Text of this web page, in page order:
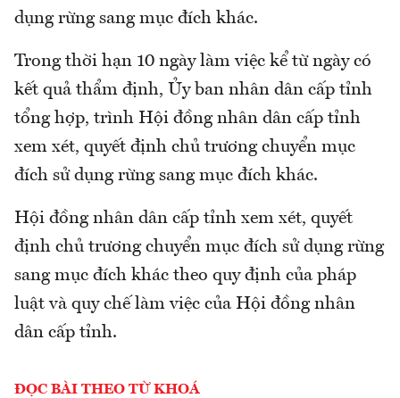
dụng rừng sang mục đích khác.
Trong thời hạn 10 ngày làm việc kể từ ngày có
kết quả thẩm định, Ủy ban nhân dân cấp tỉnh
tổng hợp, trình Hội đồng nhân dân cấp tỉnh
xem xét, quyết định chủ trương chuyển mục
đích sử dụng rừng sang mục đích khác.
Hội đồng nhân dân cấp tỉnh xem xét, quyết
định chủ trương chuyển mục đích sử dụng rừng
sang mục đích khác theo quy định của pháp
luật và quy chế làm việc của Hội đồng nhân
dân cấp tỉnh.
ĐỌC BÀI THEO TỪ KHOÁ